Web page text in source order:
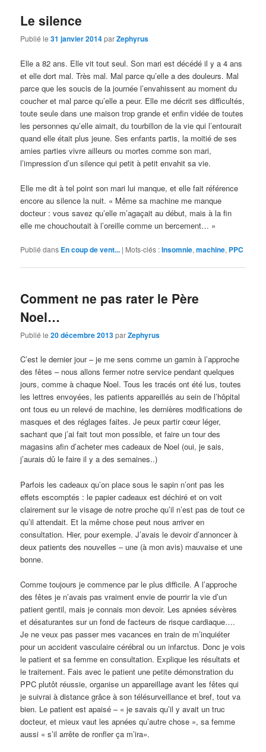
Le silence
Publié le31 janvier 2014parZephyrus
Elle a 82 ans. Elle vit tout seul. Son mari est décédé il y a 4 ans
et elle dort mal. Très mal. Mal parce qu’elle a des douleurs. Mal
parce que les soucis de la journée l’envahissent au moment du
coucher et mal parce qu’elle a peur. Elle me décrit ses difficultés,
toute seule dans une maison trop grande et enfin vidée de toutes
les personnes qu’elle aimait, du tourbillon de la vie qui l’entourait
quand elle était plus jeune. Ses enfants partis, la moitié de ses
amies parties vivre ailleurs ou mortes comme son mari,
l’impression d’un silence qui petit à petit envahit sa vie.
Elle me dit à tel point son mari lui manque, et elle fait référence
encore au silence la nuit. « Même sa machine me manque
docteur : vous savez qu’elle m’agaçait au début, mais à la fin
elle me chouchoutait à l’oreille comme un bercement… »
Publié dans En coup de vent... | Mots-clés :Insomnie,machine, PPC
Comment ne pas rater le Père
Noel…
Publié le20 décembre 2013parZephyrus
C’est le dernier jour – je me sens comme un gamin à l’approche
des fêtes – nous allons fermer notre service pendant quelques
jours, comme à chaque Noel. Tous les tracés ont été lus, toutes
les lettres envoyées, les patients appareillés au sein de l’hôpital
ont tous eu un relevé de machine, les dernières modifications de
masques et des réglages faites. Je peux partir cœur léger,
sachant que j’ai fait tout mon possible, et faire un tour des
magasins afin d’acheter mes cadeaux de Noel (oui, je sais,
j’aurais dû le faire il y a des semaines..)
Parfois les cadeaux qu’on place sous le sapin n’ont pas les
effets escomptés : le papier cadeaux est déchiré et on voit
clairement sur le visage de notre proche qu’il n’est pas de tout ce
qu’il attendait. Et la même chose peut nous arriver en
consultation. Hier, pour exemple. J’avais le devoir d’annoncer à
deux patients des nouvelles – une (à mon avis) mauvaise et une
bonne.
Comme toujours je commence par le plus difficile. A l’approche
des fêtes je n’avais pas vraiment envie de pourrir la vie d’un
patient gentil, mais je connais mon devoir. Les apnées sévères
et désaturantes sur un fond de facteurs de risque cardiaque….
Je ne veux pas passer mes vacances en train de m’inquiéter
pour un accident vasculaire cérébral ou un infarctus. Donc je vois
le patient et sa femme en consultation. Explique les résultats et
le traitement. Fais avec le patient une petite démonstration du
PPC plutôt réussie, organise un appareillage avant les fêtes qui
je suivrai à distance grâce à son télésurveillance et bref, tout va
bien. Le patient est apaisé – « je savais qu’il y avait un truc
docteur, et mieux vaut les apnées qu’autre chose », sa femme
aussi « s’il arrête de ronfler ça m’ira».